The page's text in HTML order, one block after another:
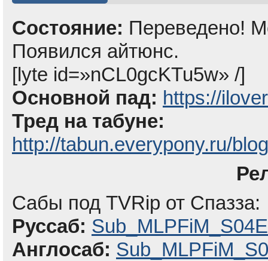
Состояние: Переведено!
Появился айтюнс.
[lyte id=»nCL0gcKTu5w» /]
Основной пад: https://
Тред на табуне:
http://tabun.everypony.ru/
Сабы под TVRip от Спазза:
Руссаб:
Англосаб: